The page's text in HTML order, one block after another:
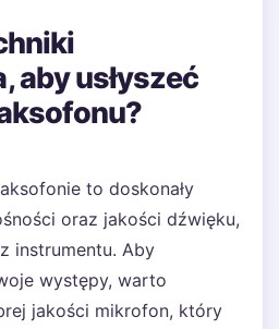
aby usłyszeć
to doskonały
oraz jakości dźwięku,
instrumentu. Aby
występy, warto
jakości mikrofon, który